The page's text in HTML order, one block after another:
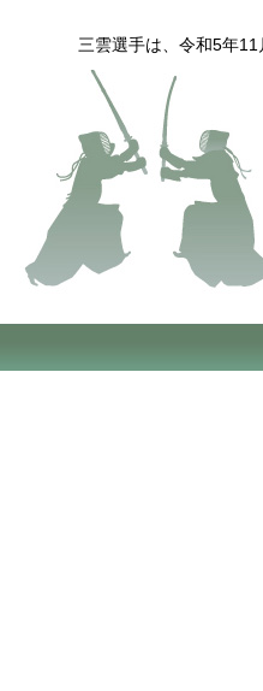
三雲選手は、令和5年